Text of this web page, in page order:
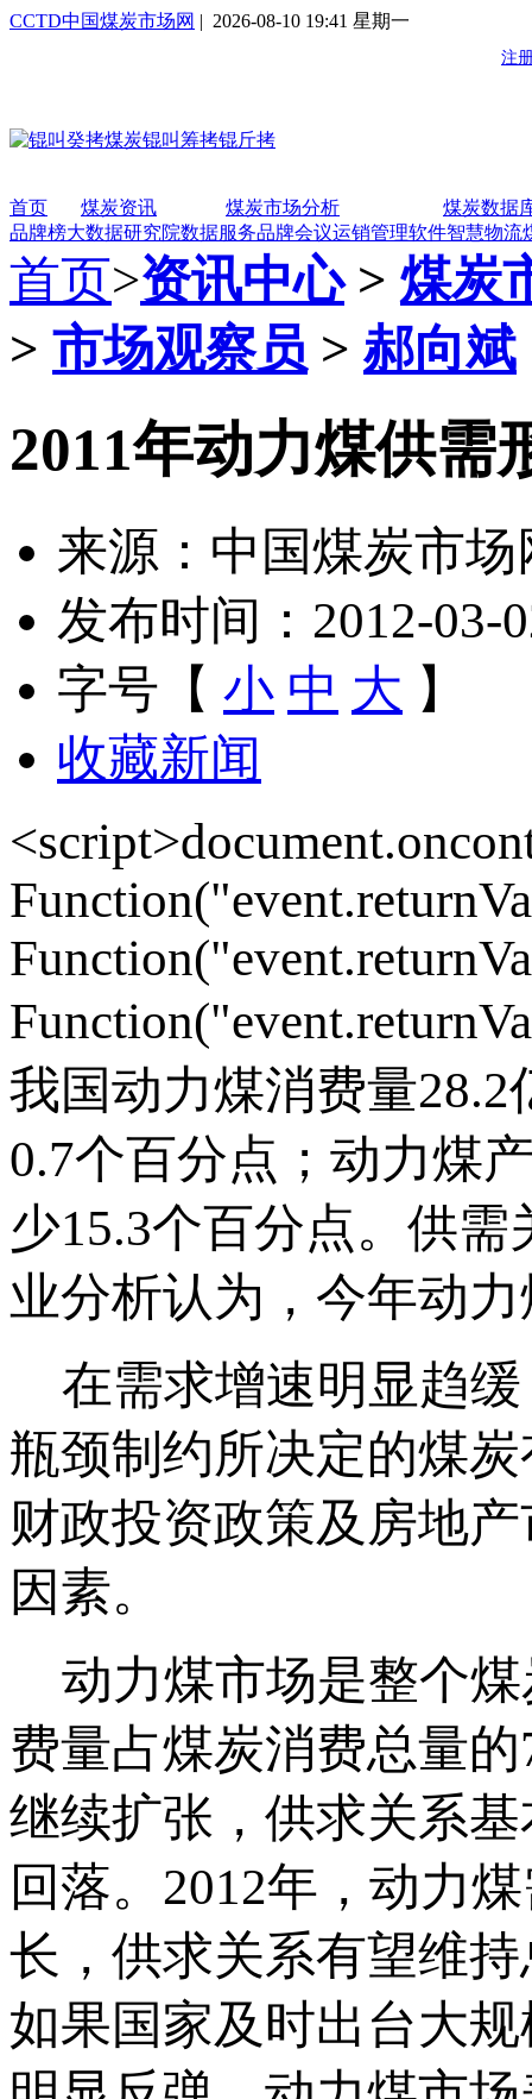
CCTD中国煤炭市场网 | 2026-08-10 19:41 星期一
首页 煤炭资讯 煤炭市场分析
煤炭数据
品牌榜大数据研究院数据服务品牌会议运销管理软件智慧物流
首页>资讯中心> 煤炭
> 市场观察员 >郝向斌
2011年动力煤供需
来源：中国煤炭市场
发布时间：2012-03-
字号【 小 中 大 】
收藏新闻
我国动力煤消费量
0.7个百分点；动力煤
少15.3个百分点。供
业分析认为，今年动
在需求增速明显趋缓
瓶颈制约所决定的煤
财政投资政策及房地
因素。
动力煤市场是整个煤
费量占煤炭消费总量
继续扩张，供求关系
回落。2012年，动力
长，供求关系有望维
如果国家及时出台大